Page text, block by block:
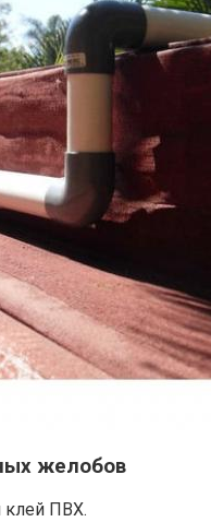
желобов
клей ПВХ.